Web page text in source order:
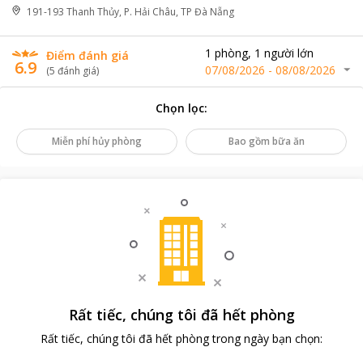
191-193 Thanh Thủy, P. Hải Châu, TP Đà Nẵng
6.9
Điểm đánh giá
(5 đánh giá)
1 phòng, 1 người lớn
07/08/2026 - 08/08/2026
Chọn lọc:
Miễn phí hủy phòng Bao gồm bữa ăn
Rất tiếc, chúng tôi đã hết phòng
Rất tiếc, chúng tôi đã hết phòng trong ngày bạn chọn: